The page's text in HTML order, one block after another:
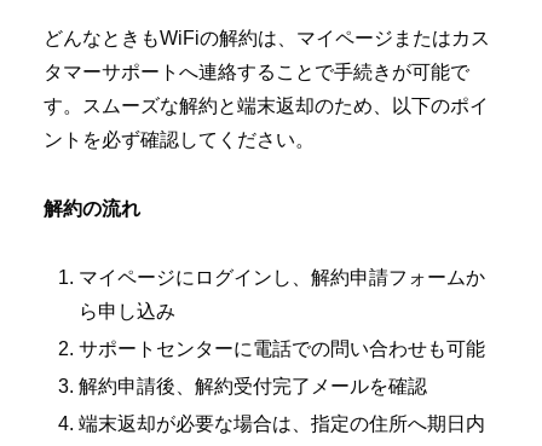
どんなときもWiFiの解約は、マイページまたはカス
タマーサポートへ連絡することで手続きが可能で
す。スムーズな解約と端末返却のため、以下のポイ
ントを必ず確認してください。
解約の流れ
マイページにログインし、解約申請フォームか
ら申し込み
サポートセンターに電話での問い合わせも可能
解約申請後、解約受付完了メールを確認
端末返却が必要な場合は、指定の住所へ期日内